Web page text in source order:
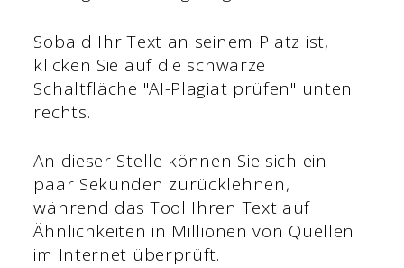
Sobald Ihr Text an seinem Platz ist,
klicken Sie auf die schwarze
Schaltfläche "AI-Plagiat prüfen" unten
rechts.
An dieser Stelle können Sie sich ein
paar Sekunden zurücklehnen,
während das Tool Ihren Text auf
Ähnlichkeiten in Millionen von Quellen
im Internet überprüft.